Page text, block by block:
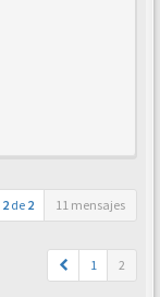
2 de 2 11 mensajes
1 2